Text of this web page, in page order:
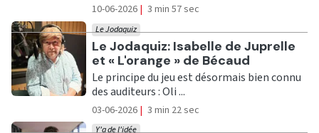
10-06-2026 | 3 min 57 sec
Ecouter
Le Jodaquiz: Isabelle de Juprelle
et « L'orange » de Bécaud
Le Jodaquiz
Le principe du jeu est désormais bien connu
des auditeurs : Oli ...
03-06-2026 | 3 min 22 sec
Y'a de l'idée